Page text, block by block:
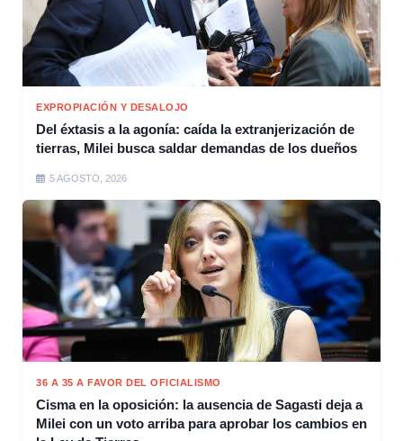
EXPROPIACIÓN Y DESALOJO
Del éxtasis a la agonía: caída la extranjerización de
tierras, Milei busca saldar demandas de los dueños
5 AGOSTO, 2026
36 A 35 A FAVOR DEL OFICIALISMO
Cisma en la oposición: la ausencia de Sagasti deja a
Milei con un voto arriba para aprobar los cambios en